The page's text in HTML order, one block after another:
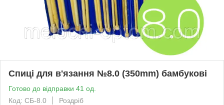
Спиці для в'язання №8.0 (350mm) бамбукові
Готово до відправки 41 од.
Код: CБ-8.0
Роздріб